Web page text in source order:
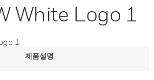
White Logo 1
1
제품설명